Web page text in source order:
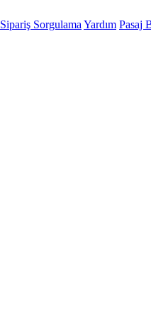
Sipariş Sorgulama Yardım Pasaj